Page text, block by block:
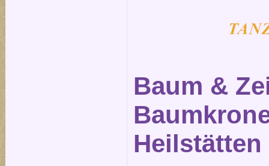
Baum &
Heilstätten